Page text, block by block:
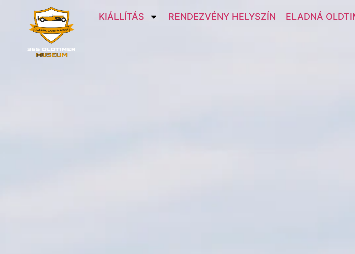
KIÁLLÍTÁS RENDEZVÉNY HELYSZÍN ELADNÁ